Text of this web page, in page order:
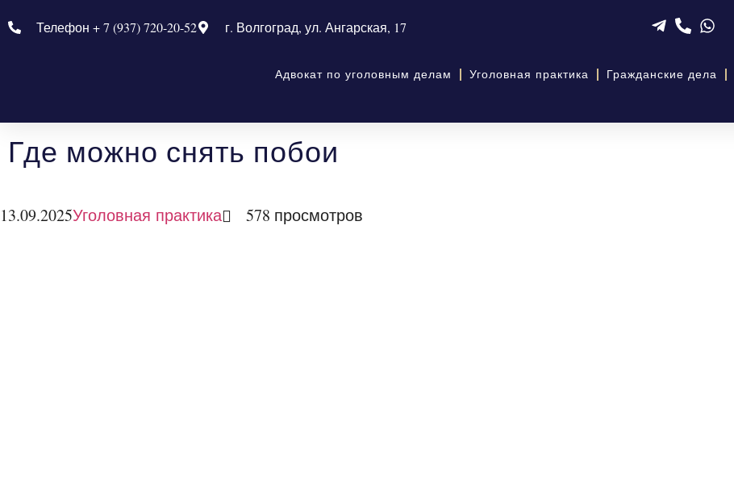
Телефон + 7 (937) 720-20-52 г. Волгоград, ул. Ангарская, 17
Адвокат по уголовным делам Уголовная практика Гражданские дела
Где можно снять побои
13.09.2025Уголовная практика 578 просмотров